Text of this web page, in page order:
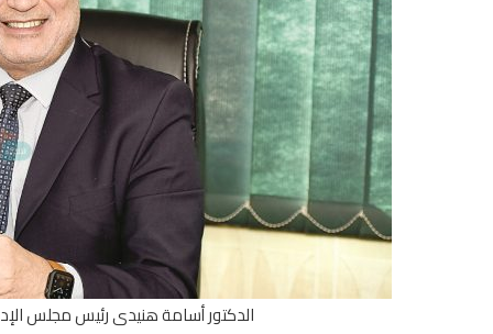
الدكتور أسامة هنيدى رئيس مجلس